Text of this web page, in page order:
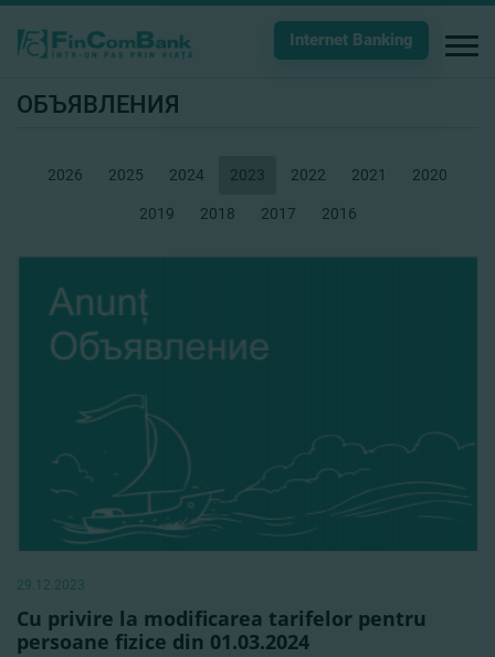
Internet Banking
ОБЪЯВЛЕНИЯ
2026 2025 2024 2023 2022 2021 2020
2019 2018 2017 2016
29.12.2023
Cu privire la modificarea tarifelor pentru
persoane fizice din 01.03.2024